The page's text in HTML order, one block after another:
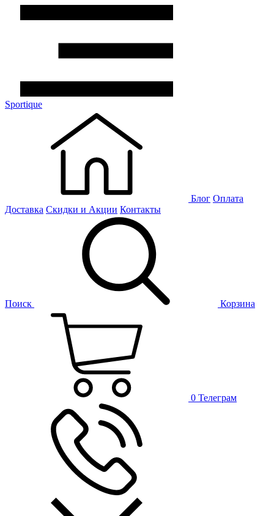
Sportique
Блог Оплата
Доставка Скидки и Акции Контакты
Поиск Корзина
0 Телеграм